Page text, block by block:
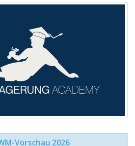
Vorschau 2026